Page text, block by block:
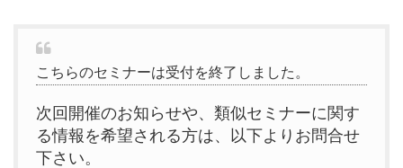
こちらのセミナーは受付を終了しました。
次回開催のお知らせや、類似セミナーに関す
る情報を希望される方は、以下よりお問合せ
下さい。